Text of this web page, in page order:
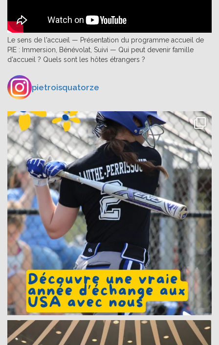
Le sens de l'accueil — Présentation du programme accueil de
PIE : Immersion, Bénévolat, Suivi — Qui peut devenir famille
d'accueil ? Quels sont les hôtes étrangers ?
pietroisquatorze